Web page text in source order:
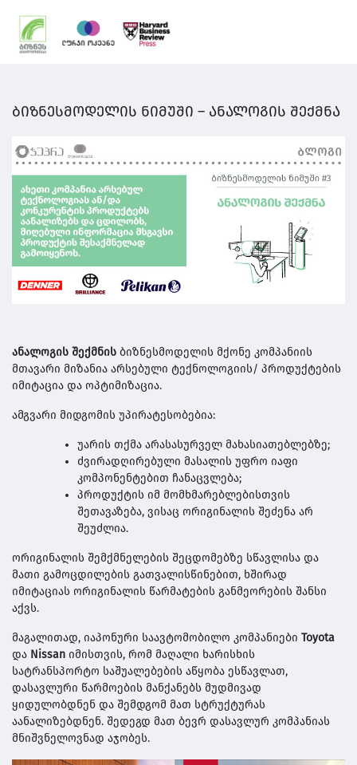
ბიზნესმოდელის ნიმუში – ანალოგის შექმნა
ანალოგის შექმნის ბიზნესმოდელის მქონე კომპანიის
მთავარი მიზანია არსებული ტექნოლოგიის/ პროდუქტების
იმიტაცია და ოპტიმიზაცია.
ამგვარი მიდგომის უპირატესობებია:
უარის თქმა არასასურველ მახასიათებლებზე;
ძვირადღირებული მასალის უფრო იაფი
კომპონენტებით ჩანაცვლება;
პროდუქტის იმ მომხმარებლებისთვის
შეთავაზება, ვისაც ორიგინალის შეძენა არ
შეუძლია.
ორიგინალის შემქმნელების შეცდომებზე სწავლისა და
მათი გამოცდილების გათვალისწინებით, ხშირად
იმიტაციას ორიგინალის წარმატების განმეორების შანსი
აქვს.
მაგალითად, იაპონური საავტომობილო კომპანიები Toyota
და Nissan იმისთვის, რომ მაღალი ხარისხის
სატრანსპორტო საშუალებების აწყობა ესწავლათ,
დასავლური წარმოების მანქანებს მუდმივად
ყიდულობდნენ და შემდგომ მათ სტრუქტურას
აანალიზებდნენ. შედეგდ მათ ბევრ დასავლურ კომპანიას
მნიშვნელოვნად აჯობეს.